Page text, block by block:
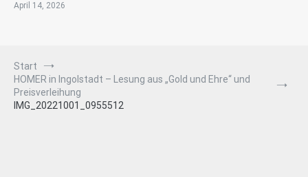
April 14, 2026
Start
HOMER in Ingolstadt – Lesung aus „Gold und Ehre“ und
Preisverleihung
IMG_20221001_0955512